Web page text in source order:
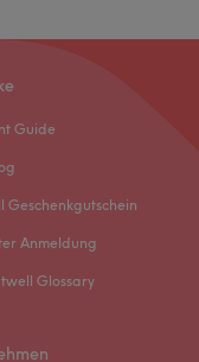
Guide
Geschenkgutschein
Anmeldung
Glossary